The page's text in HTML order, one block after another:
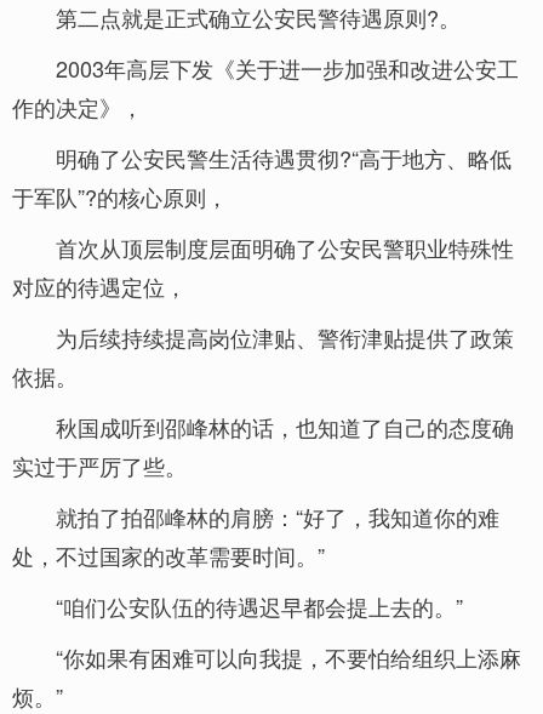
第二点就是正式确立公安民警待遇原则?。
2003年高层下发《关于进一步加强和改进公安工
作的决定》，
明确了公安民警生活待遇贯彻?“高于地方、略低
于军队”?的核心原则，
首次从顶层制度层面明确了公安民警职业特殊性
对应的待遇定位，
为后续持续提高岗位津贴、警衔津贴提供了政策
依据。
秋国成听到邵峰林的话，也知道了自己的态度确
实过于严厉了些。
就拍了拍邵峰林的肩膀：“好了，我知道你的难
处，不过国家的改革需要时间。”
“咱们公安队伍的待遇迟早都会提上去的。”
“你如果有困难可以向我提，不要怕给组织上添麻
烦。”